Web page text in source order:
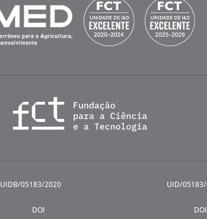
UIDB/05183/2020
DOI
UID/
DOI